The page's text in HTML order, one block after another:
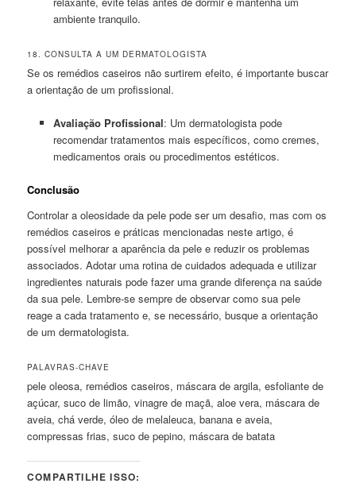
ambiente tranquilo.
18. CONSULTA A UM DERMATOLOGISTA
Se os remédios caseiros não surtirem efeito, é importante buscar
a orientação de um profissional.
Avaliação Profissional: Um dermatologista pode
recomendar tratamentos mais específicos, como cremes,
medicamentos orais ou procedimentos estéticos.
Conclusão
Controlar a oleosidade da pele pode ser um desafio, mas com os
remédios caseiros e práticas mencionadas neste artigo, é
possível melhorar a aparência da pele e reduzir os problemas
associados. Adotar uma rotina de cuidados adequada e utilizar
ingredientes naturais pode fazer uma grande diferença na saúde
da sua pele. Lembre-se sempre de observar como sua pele
reage a cada tratamento e, se necessário, busque a orientação
de um dermatologista.
PALAVRAS-CHAVE
pele oleosa, remédios caseiros, máscara de argila, esfoliante de
açúcar, suco de limão, vinagre de maçã, aloe vera, máscara de
aveia, chá verde, óleo de melaleuca, banana e aveia,
compressas frias, suco de pepino, máscara de batata
COMPARTILHE ISSO: